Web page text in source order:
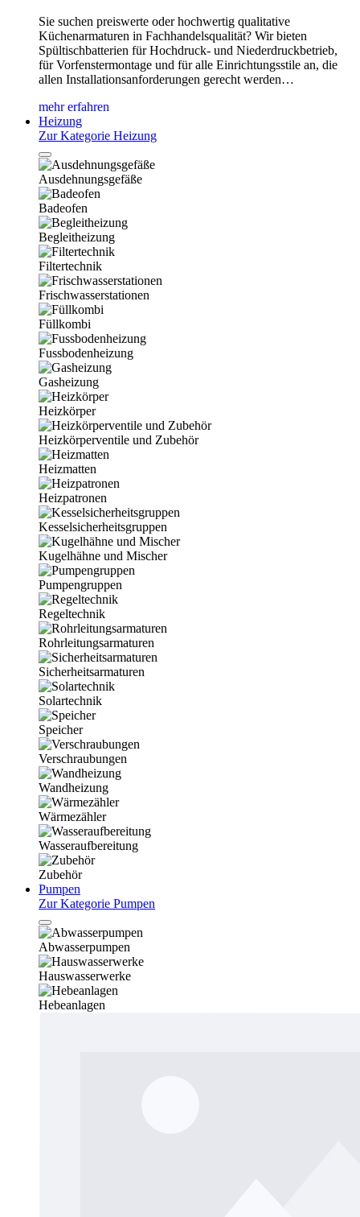
Sie suchen preiswerte oder hochwertig qualitative
Küchenarmaturen in Fachhandelsqualität? Wir bieten
Spültischbatterien für Hochdruck- und Niederdruckbetrieb,
für Vorfenstermontage und für alle Einrichtungsstile an, die
allen Installationsanforderungen gerecht werden…
mehr erfahren
Heizung
Zur Kategorie Heizung
Ausdehnungsgefäße
Badeofen
Begleitheizung
Filtertechnik
Frischwasserstationen
Füllkombi
Fussbodenheizung
Gasheizung
Heizkörper
Heizkörperventile und Zubehör
Heizmatten
Heizpatronen
Kesselsicherheitsgruppen
Kugelhähne und Mischer
Pumpengruppen
Regeltechnik
Rohrleitungsarmaturen
Sicherheitsarmaturen
Solartechnik
Speicher
Verschraubungen
Wandheizung
Wärmezähler
Wasseraufbereitung
Zubehör
Pumpen
Zur Kategorie Pumpen
Abwasserpumpen
Hauswasserwerke
Hebeanlagen